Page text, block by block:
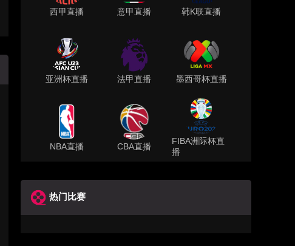
西甲直播 意甲直播 韩K联直播
亚洲杯直播 法甲直播 墨西哥杯直播
NBA直播 CBA直播
FIBA洲际杯直
播
热门比赛